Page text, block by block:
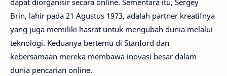
dapat diorganisir secara online. Sementara itu, Sergey
Brin, lahir pada 21 Agustus 1973, adalah partner kreatifnya
yang juga memiliki hasrat untuk mengubah dunia melalui
teknologi. Keduanya bertemu di Stanford dan
kebersamaan mereka membawa inovasi besar dalam
dunia pencarian online.